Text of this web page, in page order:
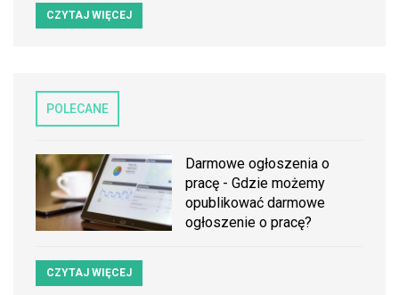
CZYTAJ WIĘCEJ
POLECANE
Darmowe ogłoszenia o
pracę - Gdzie możemy
opublikować darmowe
ogłoszenie o pracę?
CZYTAJ WIĘCEJ